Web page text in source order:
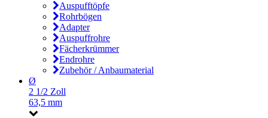
Auspufftöpfe
Rohrbögen
Adapter
Auspuffrohre
Fächerkrümmer
Endrohre
Zubehör / Anbaumaterial
Ø
2 1/2 Zoll
63,5 mm